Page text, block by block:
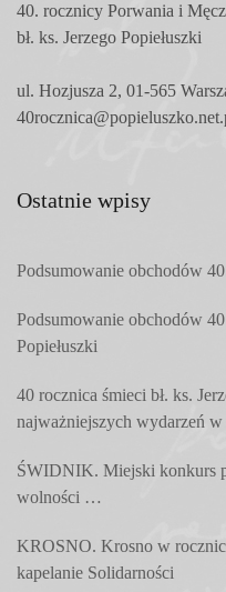
40. rocznicy Porwania i
bł. ks. Jerzego Popiełuszki
ul. Hozjusza 2, 01-565
Ostatnie wpisy
Podsumowanie obchodów
Podsumowanie obchodów
Popiełuszki
40 rocznica śmieci bł. ks.
najważniejszych wydarzeń
ŚWIDNIK. Miejski konkurs
wolności …
KROSNO. Krosno w
kapelanie Solidarności